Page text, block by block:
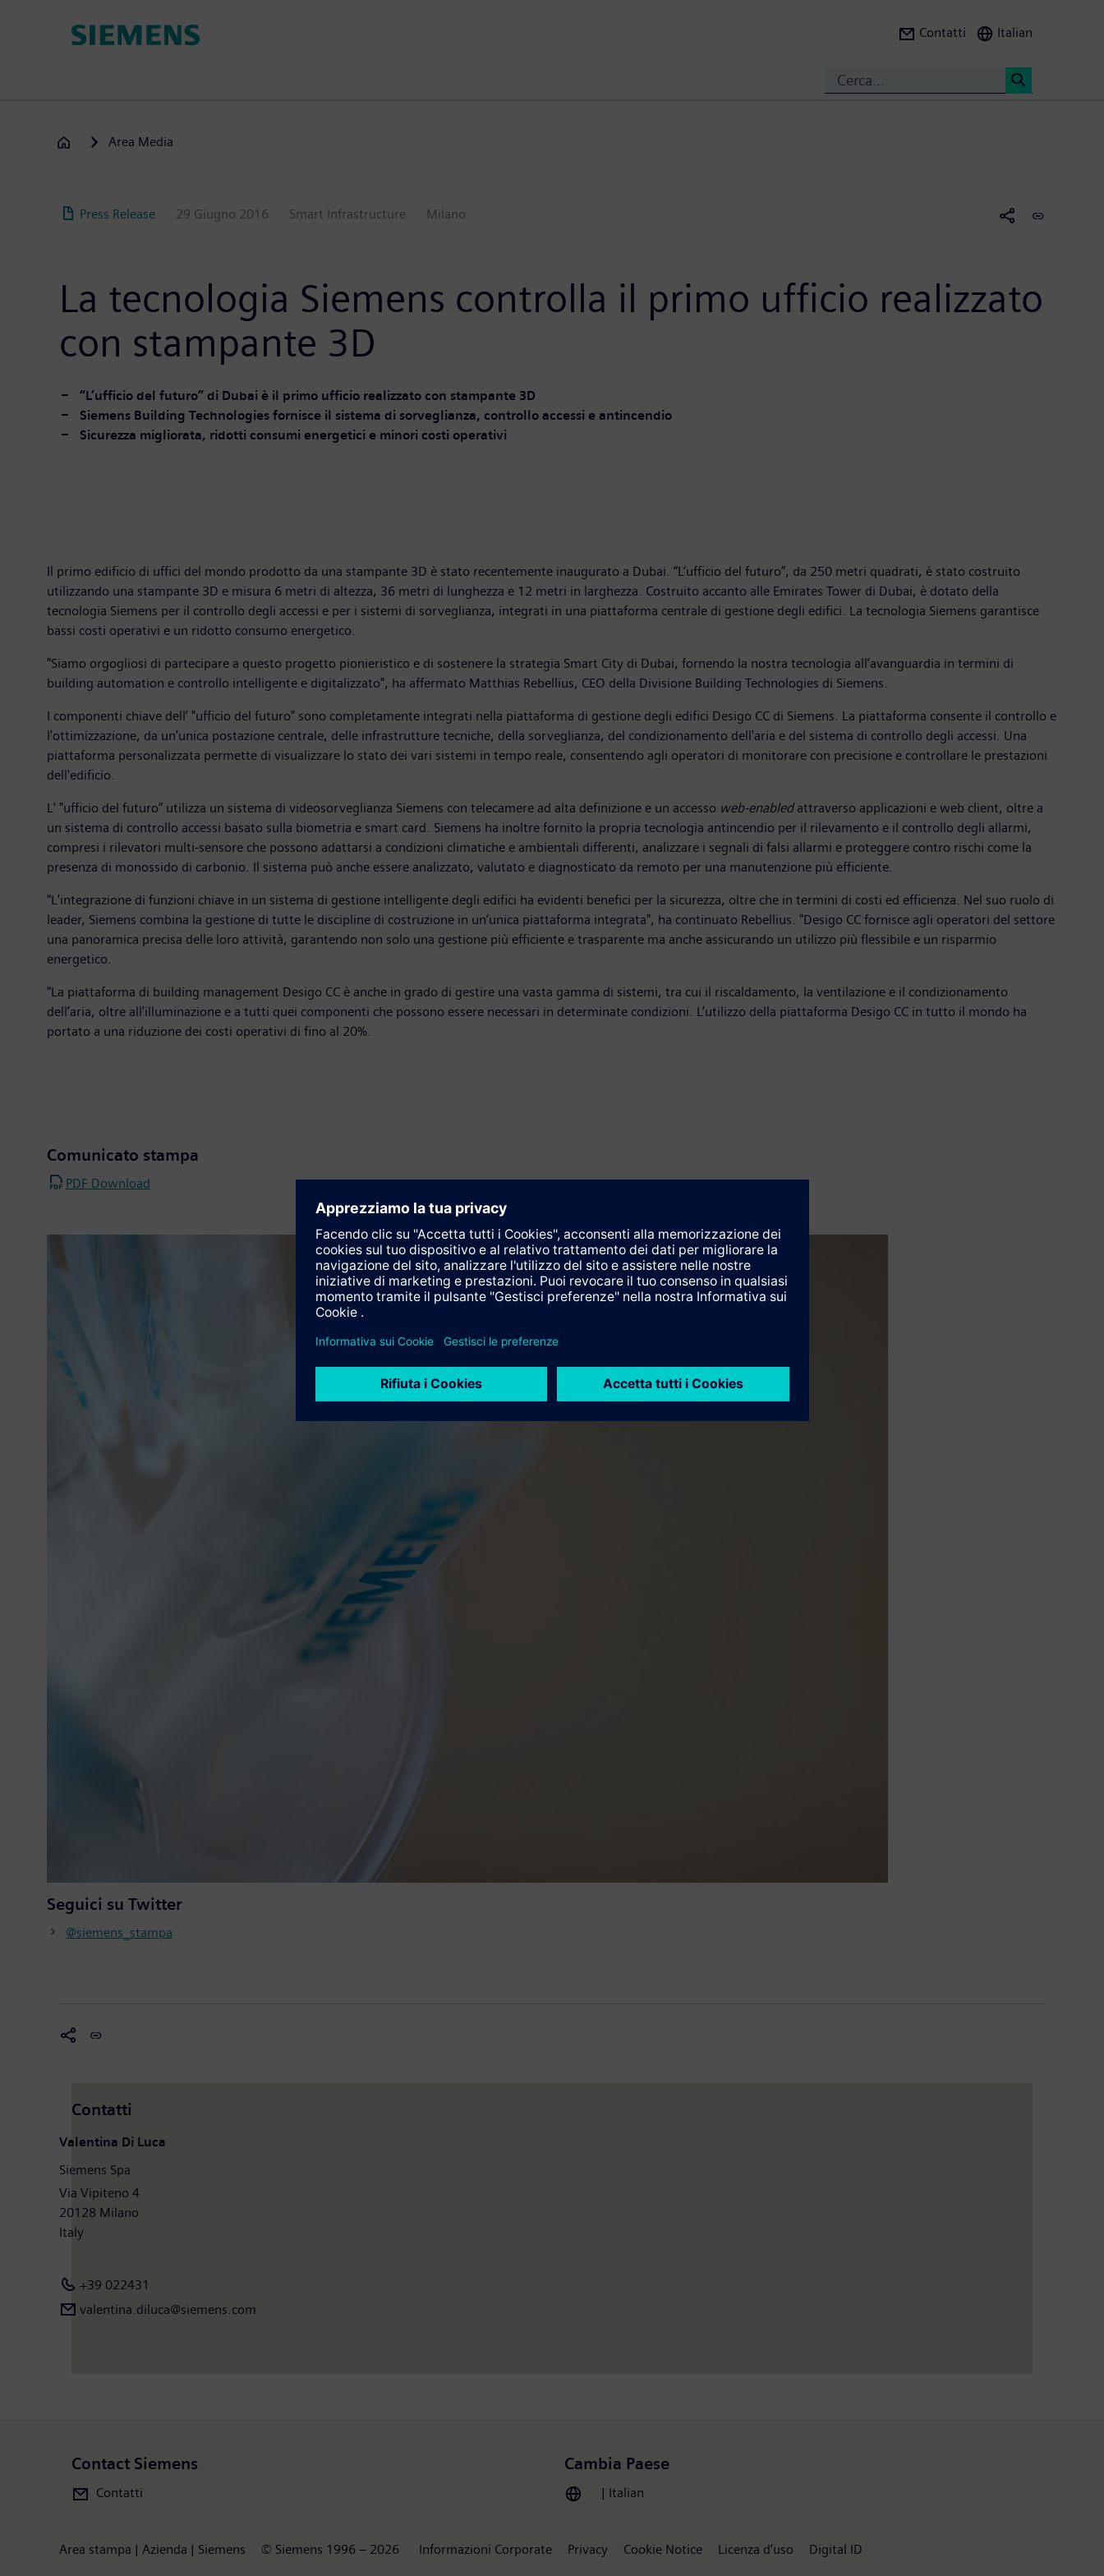
Contatti Italian
Area Media
Press Release 29 Giugno 2016 Smart Infrastructure Milano
La tecnologia Siemens controlla il primo ufficio realizzato
con stampante 3D
“L’ufficio del futuro” di Dubai è il primo ufficio realizzato con stampante 3D
Siemens Building Technologies fornisce il sistema di sorveglianza, controllo accessi e antincendio
Sicurezza migliorata, ridotti consumi energetici e minori costi operativi
Il primo edificio di uffici del mondo prodotto da una stampante 3D è stato recentemente inaugurato a Dubai. “L’ufficio del futuro”, da 250 metri quadrati, è stato costruito
utilizzando una stampante 3D e misura 6 metri di altezza, 36 metri di lunghezza e 12 metri in larghezza. Costruito accanto alle Emirates Tower di Dubai, è dotato della
tecnologia Siemens per il controllo degli accessi e per i sistemi di sorveglianza, integrati in una piattaforma centrale di gestione degli edifici. La tecnologia Siemens garantisce
bassi costi operativi e un ridotto consumo energetico.
"Siamo orgogliosi di partecipare a questo progetto pionieristico e di sostenere la strategia Smart City di Dubai, fornendo la nostra tecnologia all’avanguardia in termini di
building automation e controllo intelligente e digitalizzato", ha affermato Matthias Rebellius, CEO della Divisione Building Technologies di Siemens.
I componenti chiave dell’ "ufficio del futuro" sono completamente integrati nella piattaforma di gestione degli edifici Desigo CC di Siemens. La piattaforma consente il controllo e
l'ottimizzazione, da un’unica postazione centrale, delle infrastrutture tecniche, della sorveglianza, del condizionamento dell'aria e del sistema di controllo degli accessi. Una
piattaforma personalizzata permette di visualizzare lo stato dei vari sistemi in tempo reale, consentendo agli operatori di monitorare con precisione e controllare le prestazioni
dell'edificio.
L' "ufficio del futuro” utilizza un sistema di videosorveglianza Siemens con telecamere ad alta definizione e un accesso web-enabledattraverso applicazioni e web client, oltre a
un sistema di controllo accessi basato sulla biometria e smart card. Siemens ha inoltre fornito la propria tecnologia antincendio per il rilevamento e il controllo degli allarmi,
compresi i rilevatori multi-sensore che possono adattarsi a condizioni climatiche e ambientali differenti, analizzare i segnali di falsi allarmi e proteggere contro rischi come la
presenza di monossido di carbonio. Il sistema può anche essere analizzato, valutato e diagnosticato da remoto per una manutenzione più efficiente.
"L'integrazione di funzioni chiave in un sistema di gestione intelligente degli edifici ha evidenti benefici per la sicurezza, oltre che in termini di costi ed efficienza. Nel suo ruolo di
leader, Siemens combina la gestione di tutte le discipline di costruzione in un’unica piattaforma integrata", ha continuato Rebellius. "Desigo CC fornisce agli operatori del settore
una panoramica precisa delle loro attività, garantendo non solo una gestione più efficiente e trasparente ma anche assicurando un utilizzo più flessibile e un risparmio
energetico.
"La piattaforma di building management Desigo CC è anche in grado di gestire una vasta gamma di sistemi, tra cui il riscaldamento, la ventilazione e il condizionamento
dell’aria, oltre all'illuminazione e a tutti quei componenti che possono essere necessari in determinate condizioni. L’utilizzo della piattaforma Desigo CC in tutto il mondo ha
portato a una riduzione dei costi operativi di fino al 20%.
Comunicato stampa
PDF Download
Seguici su Twitter
@siemens_stampa
Contatti
Valentina Di Luca
Siemens Spa
Via Vipiteno 4
20128 Milano
Italy
+39 022431
valentina.diluca@siemens.com
Contact Siemens
Contatti
Cambia Paese
| Italian
Area stampa | Azienda | Siemens © Siemens 1996 – 2026 Informazioni Corporate Privacy Cookie Notice Licenza d’uso Digital ID